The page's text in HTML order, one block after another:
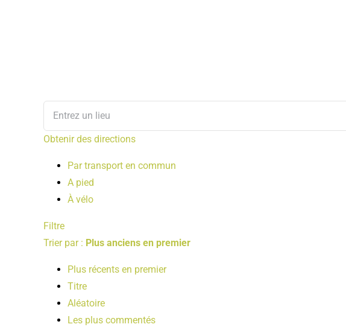
Obtenir des directions
Par transport en commun
A pied
À vélo
Filtre
Trier par : Plus anciens en premier
Plus récents en premier
Titre
Aléatoire
Les plus commentés